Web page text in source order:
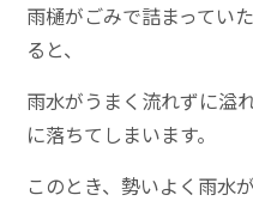
雨樋がごみで詰まってい
ると、
雨水がうまく流れずに溢
に落ちてしまいます。
このとき、勢いよく雨水